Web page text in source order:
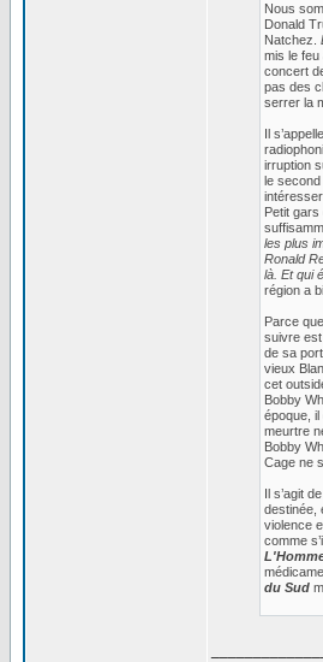
Nous
Donald
Natchez.
mis le
concert
pas des
serrer la
Il
irruption
le second
Petit
les plus
Ronald
là. Et qui
région a
Parce
suivre
de sa
vieux
cet
Bobby
époque,
meurtre
Bobby
Cage ne
Il s’agit
destinée,
violence
comme
du Sud